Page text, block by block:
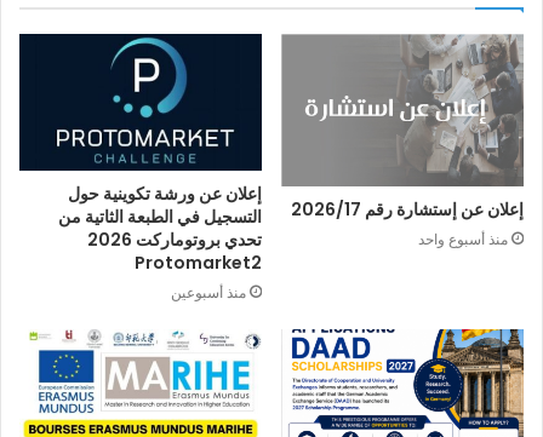
إعلان عن إستشارة رقم 2026/17
منذ أسبوع واحد
إعلان عن ورشة تكوينية حول
التسجيل في الطبعة الثاتية من
تحدي بروتوماركت 2026
Protomarket2
منذ أسبوعين